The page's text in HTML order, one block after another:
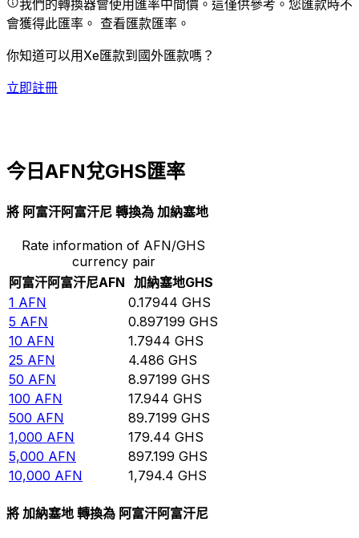
我們的轉換器會使用匯率中間價。這僅供參考。您匯款時不
會獲得此匯率。 查看匯款匯率。
你知道可以用Xe匯款到國外匯款嗎？
立即註冊
今日AFN兌GHS匯率
將 阿富汗阿富汗尼 轉換為 加納塞地
Rate information of AFN/GHS
currency pair
阿富汗阿富汗尼AFN 加納塞地GHS
1 AFN 0.17944 GHS
5 AFN 0.897199 GHS
10 AFN 1.7944 GHS
25 AFN 4.486 GHS
50 AFN 8.97199 GHS
100 AFN 17.944 GHS
500 AFN 89.7199 GHS
1,000 AFN 179.44 GHS
5,000 AFN 897.199 GHS
10,000 AFN 1,794.4 GHS
將 加納塞地 轉換為 阿富汗阿富汗尼